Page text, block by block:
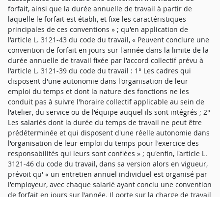
forfait, ainsi que la durée annuelle de travail à partir de
laquelle le forfait est établi, et fixe les caractéristiques
principales de ces conventions » ; qu'en application de
l'article L. 3121-43 du code du travail, « Peuvent conclure une
convention de forfait en jours sur l'année dans la limite de la
durée annuelle de travail fixée par l'accord collectif prévu à
l'article L. 3121-39 du code du travail : 1° Les cadres qui
disposent d'une autonomie dans l'organisation de leur
emploi du temps et dont la nature des fonctions ne les
conduit pas à suivre l'horaire collectif applicable au sein de
l'atelier, du service ou de l'équipe auquel ils sont intégrés ; 2°
Les salariés dont la durée du temps de travail ne peut être
prédéterminée et qui disposent d'une réelle autonomie dans
l'organisation de leur emploi du temps pour l'exercice des
responsabilités qui leurs sont confiées » ; qu'enfin, l'article L.
3121-46 du code du travail, dans sa version alors en vigueur,
prévoit qu' « un entretien annuel individuel est organisé par
l'employeur, avec chaque salarié ayant conclu une convention
de forfait en jours sur l'année. Il porte sur la charge de travail